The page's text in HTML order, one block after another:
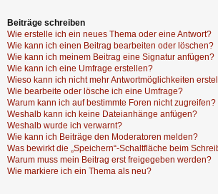
Beiträge schreiben
Wie erstelle ich ein neues Thema oder eine Antwort?
Wie kann ich einen Beitrag bearbeiten oder löschen?
Wie kann ich meinem Beitrag eine Signatur anfügen?
Wie kann ich eine Umfrage erstellen?
Wieso kann ich nicht mehr Antwortmöglichkeiten
Wie bearbeite oder lösche ich eine Umfrage?
Warum kann ich auf bestimmte Foren nicht zugreifen?
Weshalb kann ich keine Dateianhänge anfügen?
Weshalb wurde ich verwarnt?
Wie kann ich Beiträge den Moderatoren melden?
Was bewirkt die „Speichern“-Schaltfläche beim
Warum muss mein Beitrag erst freigegeben werden?
Wie markiere ich ein Thema als neu?